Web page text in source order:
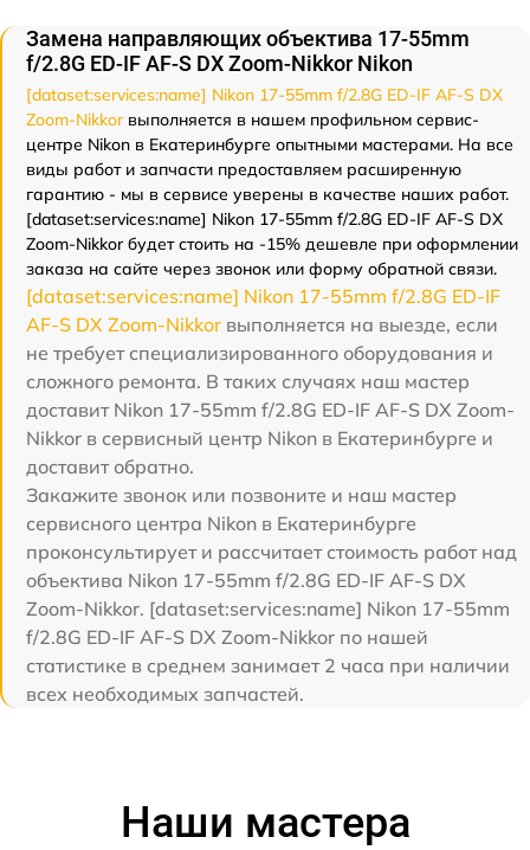
Замена направляющих объектива 17-55mm
f/2.8G ED-IF AF-S DX Zoom-Nikkor Nikon
[dataset:services:name] Nikon 17-55mm f/2.8G ED-IF AF-S DX
Zoom-Nikkorвыполняется в нашем профильном сервис-
центре Nikon в Екатеринбурге опытными мастерами. На все
виды работ и запчасти предоставляем расширенную
гарантию - мы в сервисе уверены в качестве наших работ.
[dataset:services:name] Nikon 17-55mm f/2.8G ED-IF AF-S DX
Zoom-Nikkor будет стоить на -15% дешевле при оформлении
заказа на сайте через звонок или форму обратной связи.
[dataset:services:name] Nikon 17-55mm f/2.8G ED-IF
AF-S DX Zoom-Nikkor выполняется на выезде, если
не требует специализированного оборудования и
сложного ремонта. В таких случаях наш мастер
доставит Nikon 17-55mm f/2.8G ED-IF AF-S DX Zoom-
Nikkor в сервисный центр Nikon в Екатеринбурге и
доставит обратно.
Закажите звонок или позвоните и наш мастер
сервисного центра Nikon в Екатеринбурге
проконсультирует и рассчитает стоимость работ над
объектива Nikon 17-55mm f/2.8G ED-IF AF-S DX
Zoom-Nikkor. [dataset:services:name] Nikon 17-55mm
f/2.8G ED-IF AF-S DX Zoom-Nikkor по нашей
статистике в среднем занимает 2 часа при наличии
всех необходимых запчастей.
Наши мастера